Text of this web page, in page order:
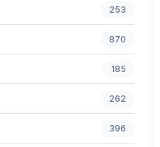
253
870
185
262
396